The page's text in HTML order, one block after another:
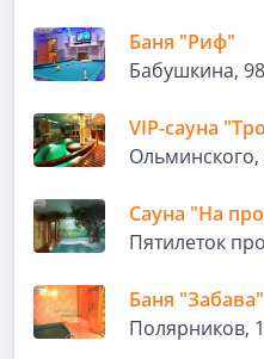
Баня "Риф"
Бабушкина,
VIP-сауна
Ольминского,
Сауна "На
Пятилеток
Баня "Забава"
Полярников,